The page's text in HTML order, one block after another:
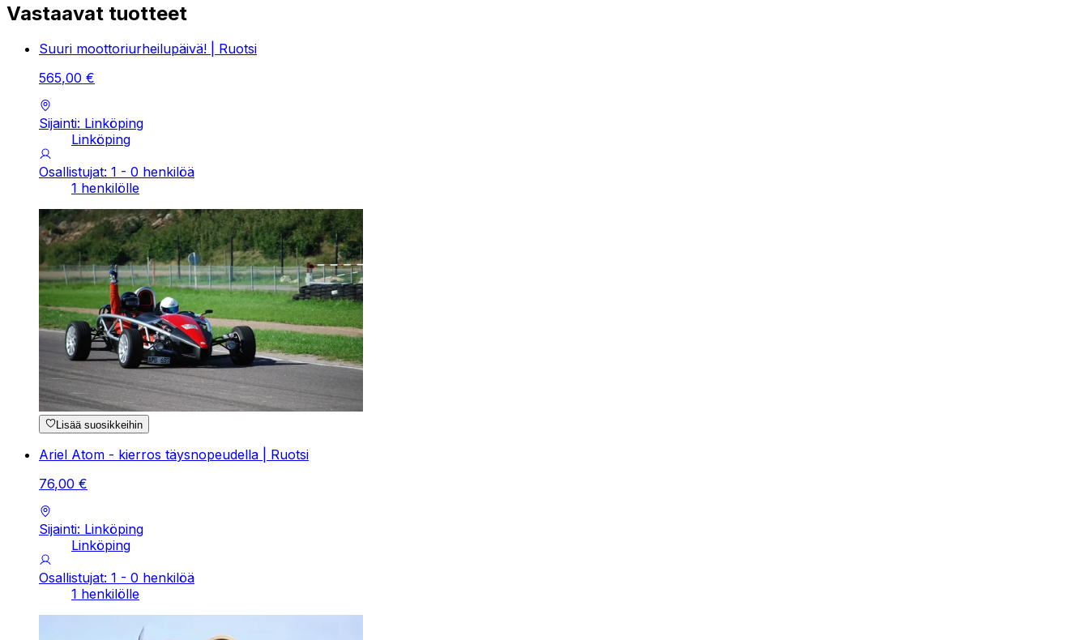
Vastaavat tuotteet
Suuri moottoriurheilupäivä! | Ruotsi
565,00 €
Sijainti: Linköping
Linköping
Osallistujat: 1 - 0 henkilöä
1 henkilölle
Lisää suosikkeihin
Ariel Atom - kierros täysnopeudella | Ruotsi
76,00 €
Sijainti: Linköping
Linköping
Osallistujat: 1 - 0 henkilöä
1 henkilölle